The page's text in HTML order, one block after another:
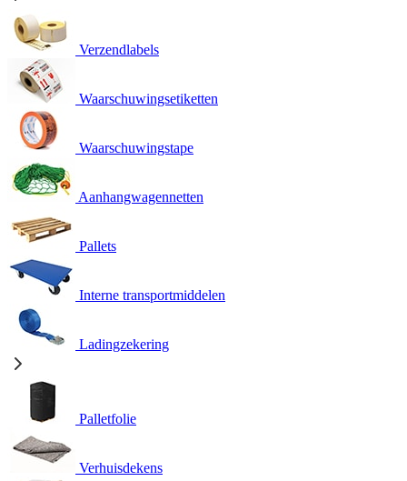
Verzendlabels
Waarschuwingsetiketten
Waarschuwingstape
Aanhangwagennetten
Pallets
Interne transportmiddelen
Ladingzekering
Palletfolie
Verhuisdekens